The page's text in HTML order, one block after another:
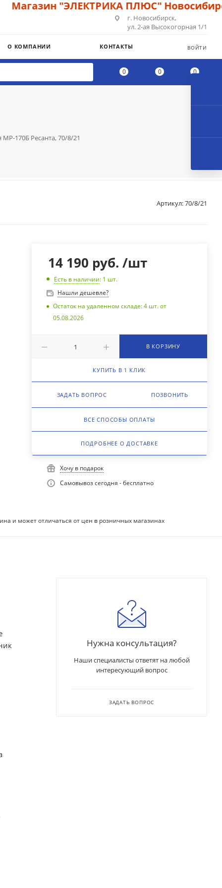
"ЭЛЕКТРИКА ПЛЮС"
г. Новосибирск,
ул. 2-ая Высокогорная 1/1
О КОМПАНИИ КОНТАКТЫ ВОЙТИ
0 0 0
170Б Ресанта, 70/8/21
Артикул:70/8/21
14 190 руб. /шт
Есть в наличии: 1 шт.
Нашли дешевле?
Остаток на удаленном складе: 4 шт. от
05.08.2026
В КОРЗИНУ
КУПИТЬ В 1 КЛИК
ЗАДАТЬ ВОПРОС ПОЗВОНИТЬ
ВСЕ СПОСОБЫ ОПЛАТЫ
ПОДРОБНЕЕ О ДОСТАВКЕ
Хочу в подарок
Самовывоз сегодня - бесплатно
и может отличаться от цен в розничных магазинах
Нужна консультация?
Наши специалисты ответят на любой
интересующий вопрос
ЗАДАТЬ ВОПРОС